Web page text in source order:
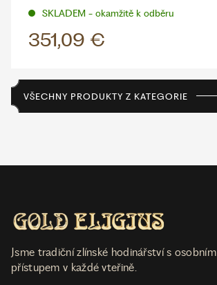
SKLADEM - okamžitě k odběru
351,09 €
VŠECHNY PRODUKTY Z KATEGORIE
Jsme tradiční zlínské hodinářství s osobním
přístupem v každé vteřině.